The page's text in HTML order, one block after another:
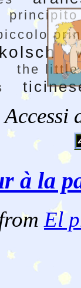
principito
kolsch
the little
Accessi
à la
El